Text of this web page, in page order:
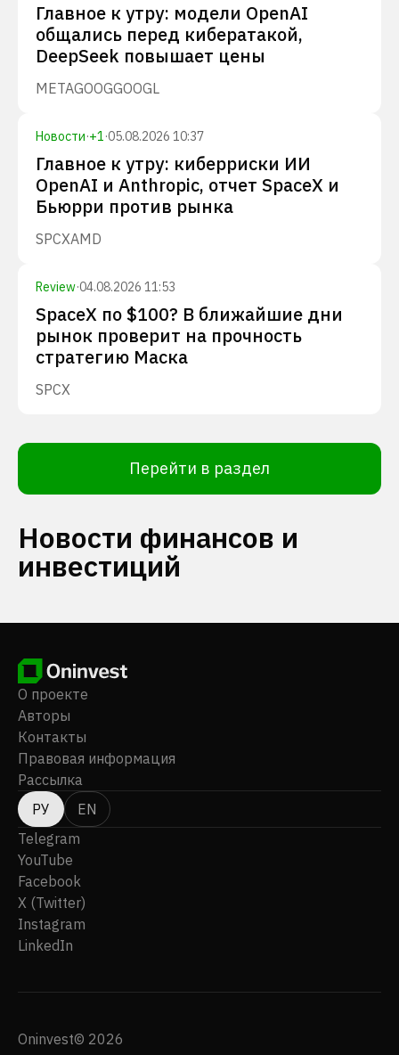
Главное к утру: модели OpenAI
общались перед кибератакой,
DeepSeek повышает цены
METAGOOGGOOGL
Новости·+1·05.08.2026 10:37
Главное к утру: киберриски ИИ
OpenAI и Anthropic, отчет SpaceX и
Бьюрри против рынка
SPCXAMD
Review·04.08.2026 11:53
SpaceX по $100? В ближайшие дни
рынок проверит на прочность
стратегию Маска
SPCX
Перейти в раздел
Новости финансов и
инвестиций
О проекте
Авторы
Контакты
Правовая информация
Рассылка
РУ
EN
Telegram
YouTube
Facebook
X (Twitter)
Instagram
LinkedIn
Oninvest© 2026